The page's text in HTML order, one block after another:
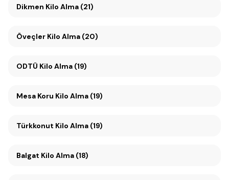
Dikmen Kilo Alma (21)
Öveçler Kilo Alma (20)
ODTÜ Kilo Alma (19)
Mesa Koru Kilo Alma (19)
Türkkonut Kilo Alma (19)
Balgat Kilo Alma (18)